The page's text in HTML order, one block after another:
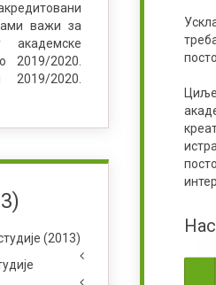
важи за
академске
2019/2020.
2019/2020.
(2013)